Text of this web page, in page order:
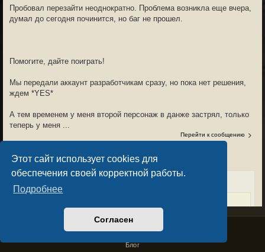
Этот сайт использует cookies для
обеспечения своей корректной работы.
Подробнее
Согласен
Пробовал перезайти неоднократно. Проблема возникла еще вчера,
думал до сегодня починится, но баг не прошел.
Помогите, дайте поиграть!
Мы передали аккаунт разработчикам сразу, но пока нет решения,
ждем *YES*
А тем временем у меня второй персонаж в данже застрял, только
теперь у меня ...
Перейти к сообщению
Вт сен 17, 2024 9:23 am
Requiem писал(а):
Приветствую!
Перс застрял в данже, не могу сменить комнату,
Privacy PolicyLicense Agreement
Copyright © Sacralium Games 2023-
Блог